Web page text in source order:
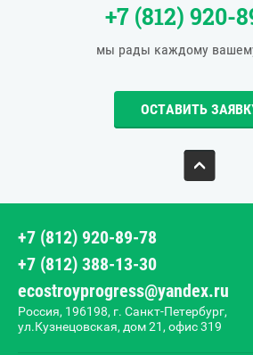
+7 (812) 920-
мы рады каждому
ОСТАВИТЬ
+7 (812) 920-89-78
+7 (812) 388-13-30
ecostroyprogress@yandex.ru
Россия, 196198, г. Санкт-Петербург,
ул.Кузнецовская, дом 21, офис 319